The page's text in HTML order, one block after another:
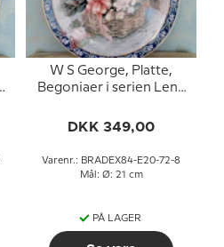
W S George, Platte,
Begoniaer i serien Lene
DKK 349,00
Varenr.: BRADEX84-E20-72-8
Mål: Ø: 21 cm
PÅ LAGER